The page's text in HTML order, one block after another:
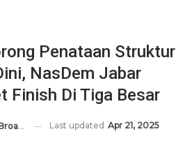
Penataan Struktur
NasDem Jabar
Finish Di Tiga Besar
Last updated Apr 21, 2025